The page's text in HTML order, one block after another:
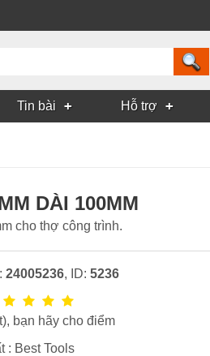
Tin bài Hỗ trợ
DÀI 100MM
cho thợ công trình.
24005236, ID:5236
bạn hãy cho điểm
: Best Tools